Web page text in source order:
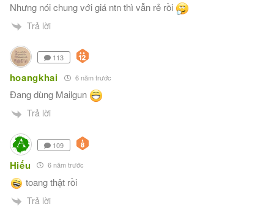
Nhưng nói chung với giá ntn thì vẫn rẻ rồi
Trả lời
113
hoangkhai 6 năm trước
Đang dùng Mailgun
Trả lời
109
Hiếu 6 năm trước
toang thật rồi
Trả lời